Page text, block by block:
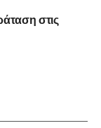
στις